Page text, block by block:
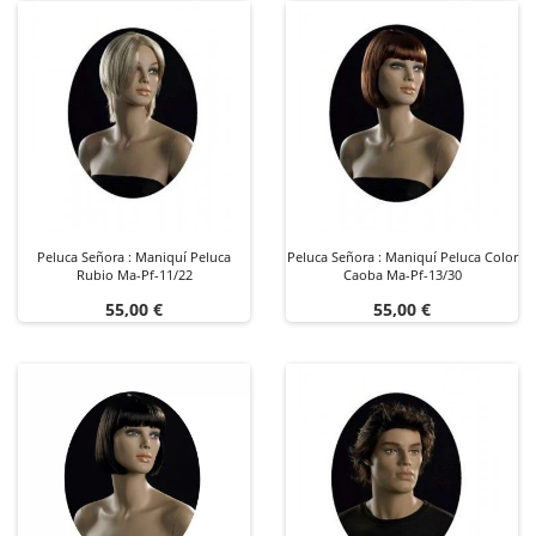
Peluca Señora : Maniquí Peluca
Rubio Ma-Pf-11/22
Precio
55,00 €
Peluca Señora : Maniquí Peluca Color
Caoba Ma-Pf-13/30
Precio
55,00 €